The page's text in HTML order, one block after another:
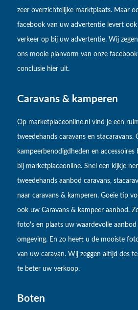
zeer overzichtelijke marktplaats. Maar
facebook van uw advertentie levert
verkeer op bij uw advertentie. Wij
ons mooie planvorm van onze
conclusie hier uit.
Caravans & kamperen
Op marketplaceonline.nl vind je een
tweedehands caravans en stacaravans.
kampeerbenodigdheden en
bij marketplaceonline. Snel een kijkje
tweedehands aanbod caravans,
naar caravans & kamperen. Goeie tip
ook uw Caravans & kampeer aanbod.
foto's en plaats uw waardevolle
omgeving. En zo heeft u de mooiste
van uw caravan. Wij zeggen altijd des
te beter uw verkoop.
Boten